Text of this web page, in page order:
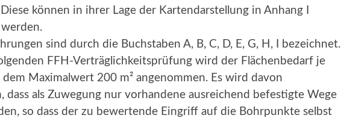
können in ihrer Lage der Kartendarstellung in Anhang I
sind durch die Buchstaben A, B, C, D, E, G, H, I bezeichnet.
FFH-Verträglichkeitsprüfung wird der Flächenbedarf je
Maximalwert 200 m² angenommen. Es wird davon
dass als Zuwegung nur vorhandene ausreichend befestigte Wege
so dass der zu bewertende Eingriff auf die Bohrpunkte selbst